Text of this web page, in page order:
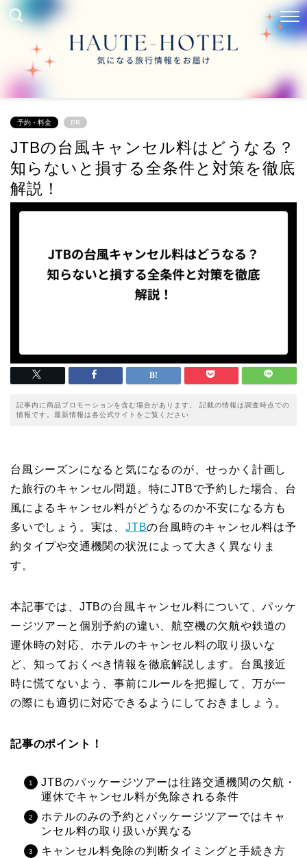
予約・料金 PR
JTBの台風キャンセル料はどうなる？
知らないと損する全条件と対策を徹底
解説！
記事内に商品プロモーションを含む場合があります。 記載の情報は調査時点での
情報です。最新情報は各公式サイトをご覧ください
台風シーズンになると気になるのが、せっかく計画し
た旅行のキャンセル問題。特にJTBで予約した場合、台
風によるキャンセル料がどうなるのか不安になる方も
多いでしょう。実は、 JTBの台風時のキャンセル料は予
約タイプや交通機関の状況によって大きく異なりま
す。
本記事では、JTBの台風キャンセル料について、パッケ
ージツアーと個別予約の違い、航空機の欠航や鉄道の
運休時の対応、ホテルのキャンセル料の取り扱いな
ど、知っておくべき情報を徹底解説します。台風接近
時に慌てないよう、事前にルールを把握して、万が一
の際にも適切に対応できるようにしておきましょう。
記事のポイント！
JTBのパッケージツアーは往路交通機関の欠航・
運休でキャンセル料が免除される条件
ホテルのみの予約とパッケージツアーではキャ
ンセル料の取り扱いが異なる
キャンセル料免除の判断タイミングと手続き方